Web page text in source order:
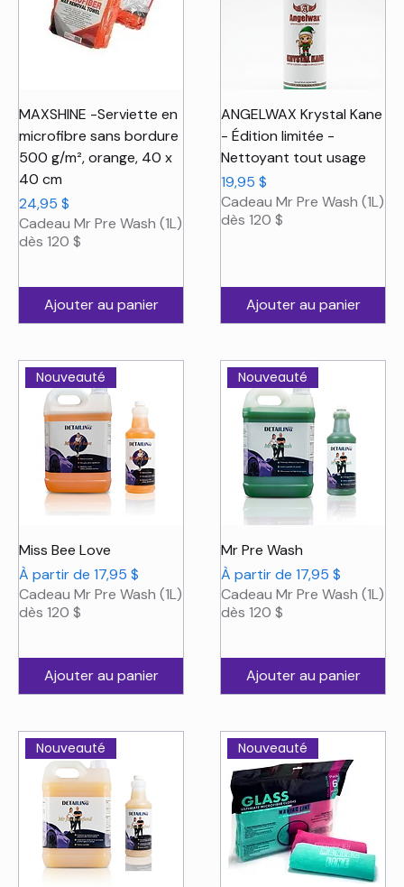
MAXSHINE -Serviette en
microfibre sans bordure
500 g/m², orange, 40 x
40 cm
Prix
24,95 $
Cadeau Mr Pre Wash (1L)
dès 120 $
Ajouter au panier
ANGELWAX Krystal Kane
- Édition limitée -
Nettoyant tout usage
Prix
19,95 $
Cadeau Mr Pre Wash (1L)
dès 120 $
Ajouter au panier
Nouveauté
Miss Bee Love
À partir de 17,95 $
Prix promotionnel
Cadeau Mr Pre Wash (1L)
dès 120 $
Ajouter au panier
Nouveauté
Mr Pre Wash
À partir de 17,95 $
Prix promotionnel
Cadeau Mr Pre Wash (1L)
dès 120 $
Ajouter au panier
Nouveauté Nouveauté